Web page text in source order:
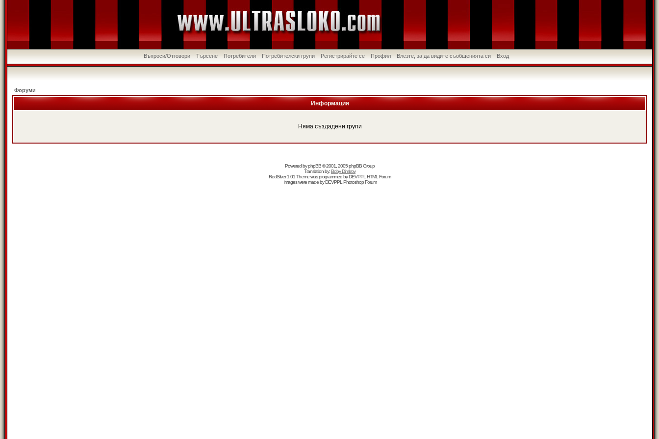
Въпроси/Отговори Търсене Потребители Потребителски групи Регистрирайте се Профил Влезте, за да видите съобщенията си Вход
Форуми
Информация
Няма създадени групи
Powered byphpBB© 2001, 2005 phpBB Group
Translation by:Boby Dimitrov
RedSilver 1.01 Theme was programmed byDEVPPL HTML Forum
Images were made byDEVPPL Photoshop Forum